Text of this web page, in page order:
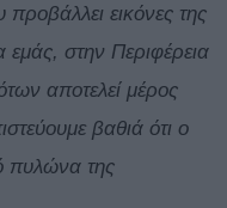
εικόνες της
στην Περιφέρεια
αποτελεί μέρος
βαθιά ότι ο
πυλώνα της